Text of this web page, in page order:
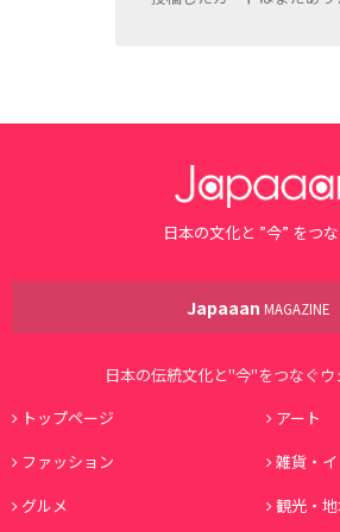
日本の文化と ”今” をつな
Japaaan MAGAZINE
日本の伝統文化と"今"をつなぐウ
トップページ
アート
ファッション
雑貨・
グルメ
観光・